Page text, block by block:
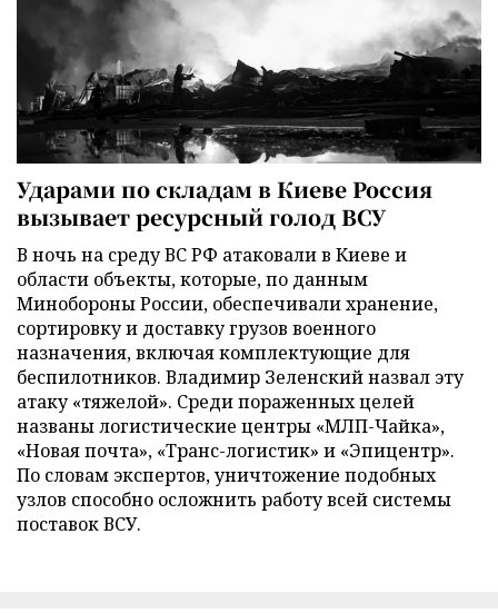
Ударами по складам в Киеве Россия
вызывает ресурсный голод ВСУ
В ночь на среду ВС РФ атаковали в Киеве и
области объекты, которые, по данным
Минобороны России, обеспечивали хранение,
сортировку и доставку грузов военного
назначения, включая комплектующие для
беспилотников. Владимир Зеленский назвал эту
атаку «тяжелой». Среди пораженных целей
названы логистические центры «МЛП-Чайка»,
«Новая почта», «Транс-логистик» и «Эпицентр».
По словам экспертов, уничтожение подобных
узлов способно осложнить работу всей системы
поставок ВСУ.